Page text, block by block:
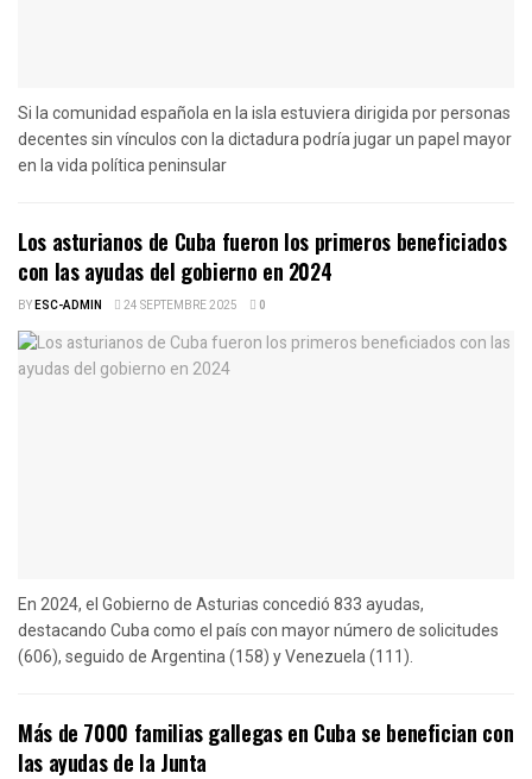
Si la comunidad española en la isla estuviera dirigida por personas
decentes sin vínculos con la dictadura podría jugar un papel mayor
en la vida política peninsular
Los asturianos de Cuba fueron los primeros beneficiados
con las ayudas del gobierno en 2024
BYESC-ADMIN 24 SEPTEMBRE 2025 0
En 2024, el Gobierno de Asturias concedió 833 ayudas,
destacando Cuba como el país con mayor número de solicitudes
(606), seguido de Argentina (158) y Venezuela (111).
Más de 7000 familias gallegas en Cuba se benefician con
las ayudas de la Junta